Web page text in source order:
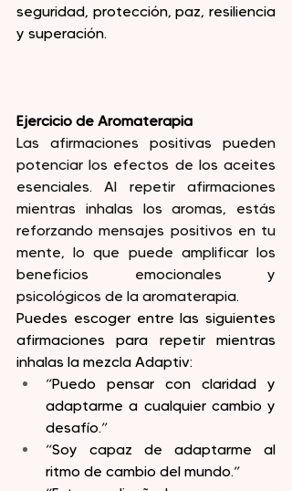
seguridad, protección, paz, resiliencia
y superación.
Ejercicio de Aromaterapia
Las afirmaciones positivas pueden
potenciar los efectos de los aceites
esenciales. Al repetir afirmaciones
mientras inhalas los aromas, estás
reforzando mensajes positivos en tu
mente, lo que puede amplificar los
beneficios emocionales y
psicológicos de la aromaterapia.
Puedes escoger entre las siguientes
afirmaciones para repetir mientras
inhalas la mezcla Adaptiv:
“Puedo pensar con claridad y
adaptarme a cualquier cambio y
desafío.”
“Soy capaz de adaptarme al
ritmo de cambio del mundo.”